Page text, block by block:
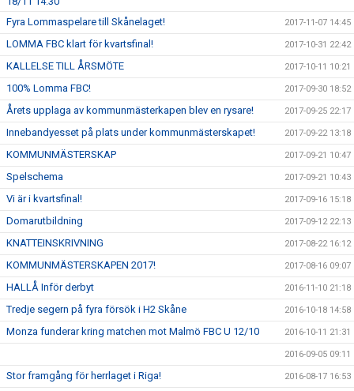
Fyra Lommaspelare till Skånelaget! 2017-11-07 14:45
LOMMA FBC klart för kvartsfinal! 2017-10-31 22:42
KALLELSE TILL ÅRSMÖTE 2017-10-11 10:21
100% Lomma FBC! 2017-09-30 18:52
Årets upplaga av kommunmästerkapen blev en rysare! 2017-09-25 22:17
Innebandyesset på plats under kommunmästerskapet! 2017-09-22 13:18
KOMMUNMÄSTERSKAP 2017-09-21 10:47
Spelschema 2017-09-21 10:43
Vi är i kvartsfinal! 2017-09-16 15:18
Domarutbildning 2017-09-12 22:13
KNATTEINSKRIVNING 2017-08-22 16:12
KOMMUNMÄSTERSKAPEN 2017! 2017-08-16 09:07
HALLÅ Inför derbyt 2016-11-10 21:18
Tredje segern på fyra försök i H2 Skåne 2016-10-18 14:58
Monza funderar kring matchen mot Malmö FBC U 12/10 2016-10-11 21:31
2016-09-05 09:11
Stor framgång för herrlaget i Riga! 2016-08-17 16:53